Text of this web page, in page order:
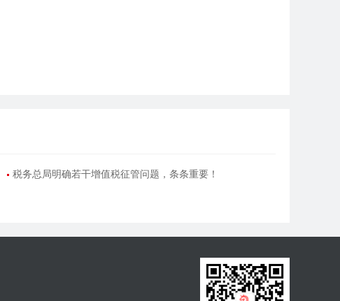
税务总局明确若干增值税征管问题，条条重要！